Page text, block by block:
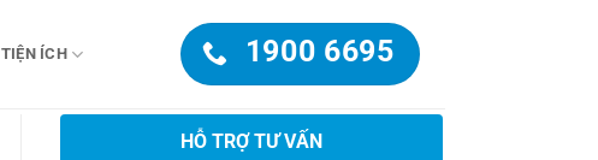
TIỆN ÍCH 1900 6695
HỖ TRỢ TƯ VẤN